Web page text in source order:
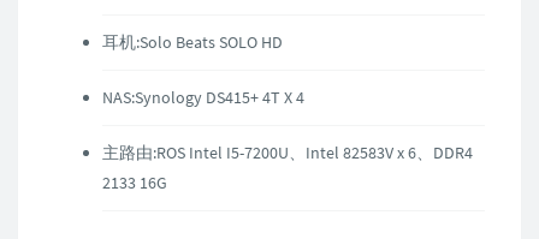
耳机:Solo Beats SOLO HD
NAS:Synology DS415+ 4T X 4
主路由:ROS Intel I5-7200U、Intel 82583V x 6、DDR4
2133 16G